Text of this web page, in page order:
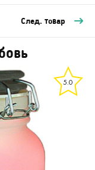
След. товар
5.0